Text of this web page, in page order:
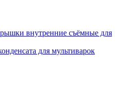
внутренние съёмные для
для мультиварок